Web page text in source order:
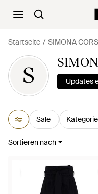
Startseite SIMONA
S Updates
Sale Kategorie
Sortieren nach